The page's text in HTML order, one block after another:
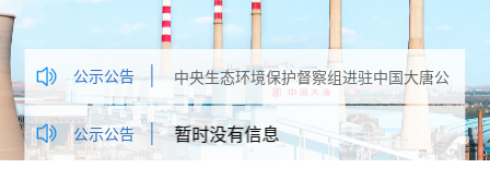
公示公告
中央生态环境保护督察组进驻中国大唐公
告
公示公告
暂时没有信息